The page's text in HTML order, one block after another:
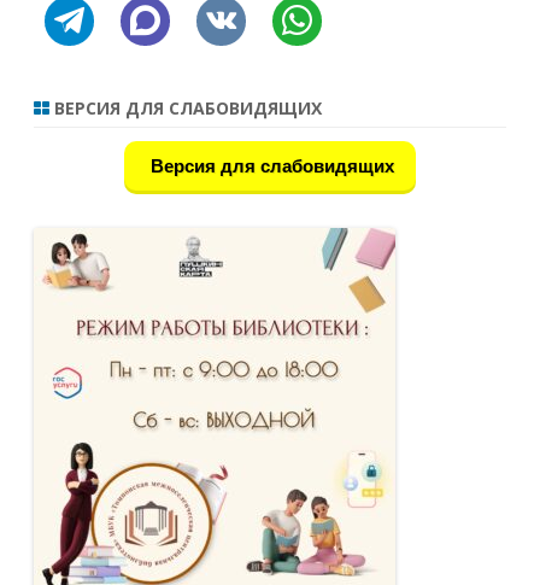
telegram discourse vkontakte whatsapp
ВЕРСИЯ ДЛЯ СЛАБОВИДЯЩИХ
Версия для слабовидящих